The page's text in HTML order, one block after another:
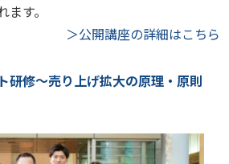
す。
＞公開講座の詳細はこちら
研修～売り上げ拡大の原理・原則